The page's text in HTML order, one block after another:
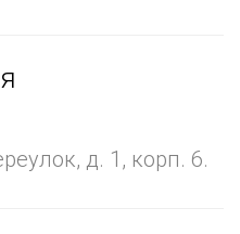
д. 1, корп. 6.